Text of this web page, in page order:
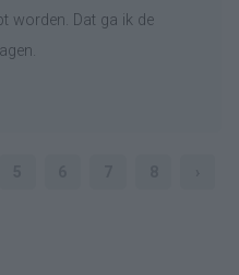
worden. Dat ga ik de